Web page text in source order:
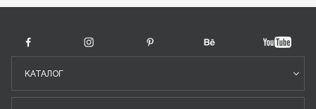
КАТАЛОГ